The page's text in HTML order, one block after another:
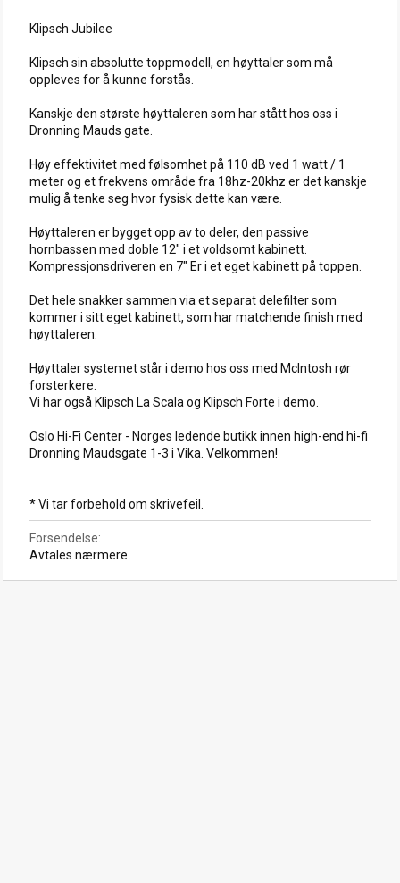
Klipsch Jubilee
Klipsch sin absolutte toppmodell, en høyttaler som må
oppleves for å kunne forstås.
Kanskje den største høyttaleren som har stått hos oss i
Dronning Mauds gate.
Høy effektivitet med følsomhet på 110 dB ved 1 watt / 1
meter og et frekvens område fra 18hz-20khz er det kanskje
mulig å tenke seg hvor fysisk dette kan være.
Høyttaleren er bygget opp av to deler, den passive
hornbassen med doble 12" i et voldsomt kabinett.
Kompressjonsdriveren en 7" Er i et eget kabinett på toppen.
Det hele snakker sammen via et separat delefilter som
kommer i sitt eget kabinett, som har matchende finish med
høyttaleren.
Høyttaler systemet står i demo hos oss med McIntosh rør
forsterkere.
Vi har også Klipsch La Scala og Klipsch Forte i demo.
Oslo Hi-Fi Center - Norges ledende butikk innen high-end hi-fi
Dronning Maudsgate 1-3 i Vika. Velkommen!
* Vi tar forbehold om skrivefeil.
Forsendelse
Avtales nærmere